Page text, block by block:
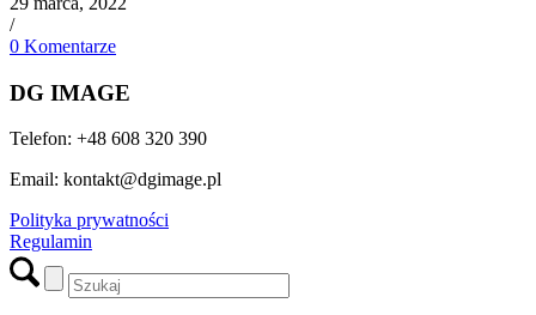
/
0 Komentarze
DG IMAGE
Telefon: +48 608 320 390
Email: kontakt@dgimage.pl
Polityka prywatności
Regulamin